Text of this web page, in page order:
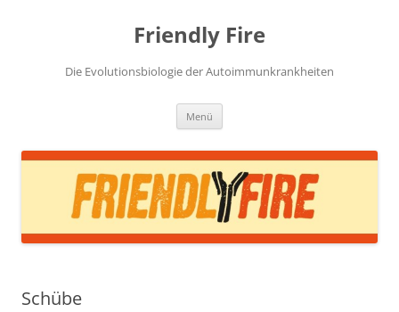
Friendly Fire
Die Evolutionsbiologie der Autoimmunkrankheiten
Menü
Schübe